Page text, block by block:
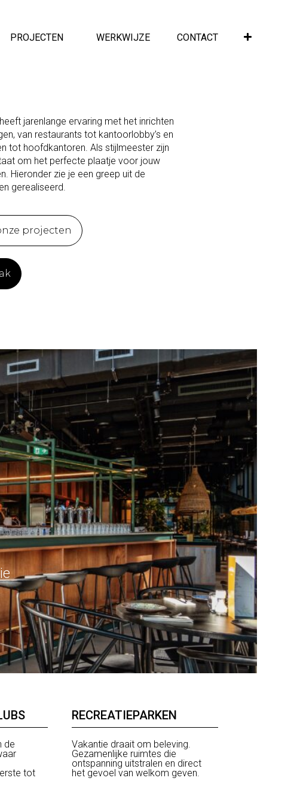
PROJECTEN WERKWIJZE CONTACT
jarenlange ervaring met het inrichten
van restaurants tot kantoorlobby’s en
tot hoofdkantoren. Als stijlmeester zijn
om het perfecte plaatje voor jouw
Hieronder zie je een greep uit de
gerealiseerd.
projecten
de
tot
RECREATIEPARKEN
Vakantie draait om beleving.
Gezamenlijke ruimtes die
ontspanning uitstralen en direct
het gevoel van welkom geven.